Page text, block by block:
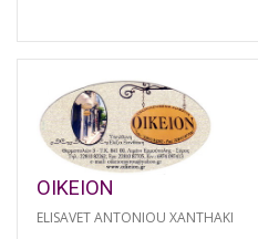
OIKEION
ELISAVET ANTONIOU XANTHAKI